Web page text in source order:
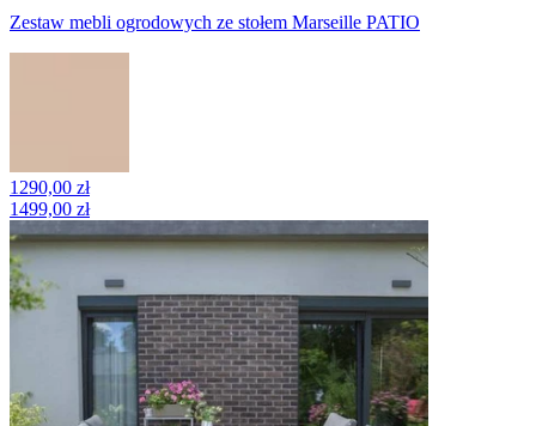
Zestaw mebli ogrodowych ze stołem Marseille PATIO
1290,00 zł
1499,00 zł